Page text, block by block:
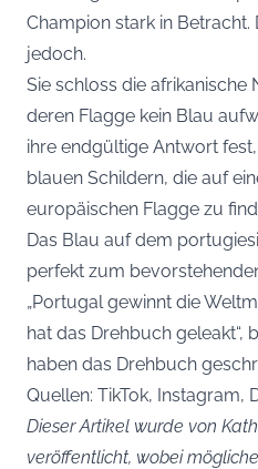
Champion stark in Betracht.
jedoch.
Sie schloss die afrikanische
deren Flagge kein Blau
ihre endgültige Antwort
blauen Schildern, die auf
europäischen Flagge zu
Das Blau auf dem
perfekt zum
„Portugal gewinnt die
hat das Drehbuch geleakt“,
haben das Drehbuch
Quellen: TikTok, Instagram,
Dieser Artikel wurde von
veröffentlicht, wobei